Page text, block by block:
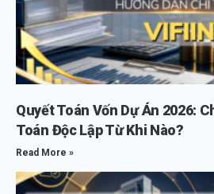
Quyết Toán Vốn Dự Án 2026:
Toán Độc Lập Từ Khi Nào?
Read More »